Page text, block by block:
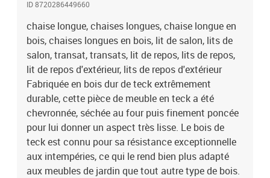
accoudoirs offrent un endroit pour reposer vos bras. De plus, le
coussin inclus est plus qu'un supplément pratique ; il a également
une fonction décorative. Remarque : afin de prolonger la durée de
vie des meubles d'extérieur, nous vous recommandons de les
protéger avec une housse imperméable.Couleur du coussin : vert
vifMatériau : bois dur de teck finement poncé avec finition à base
d’eau, acier galvaniséMatériau du coussin : tissu (100 %
polyester)Dimensions de la chaise longue : 195 x 59,5 cm (L x
l)Largeur du siège : 51,5 cmHauteur d'assise depuis le sol : 35
cmHauteur des accoudoirs à partir du sol : 52,5 cmHauteur du
dossier : 82,5 cmDimensions du coussin : 200 x 50 x 3 cm (L x l x
é)Dossier réglable en 4 positionsL'assemblage est requisLa
livraison contient :2 x chaise longue2 x coussin
ID 8720286449660
chaise longue, chaises longues, chaise longue en
bois, chaises longues en bois, lit de salon, lits de
salon, transat, transats, lit de repos, lits de repos,
lit de repos d'extérieur, lits de repos d'extérieur
Fabriquée en bois dur de teck extrêmement
durable, cette pièce de meuble en teck a été
chevronnée, séchée au four puis finement poncée
pour lui donner un aspect très lisse. Le bois de
teck est connu pour sa résistance exceptionnelle
aux intempéries, ce qui le rend bien plus adapté
aux meubles de jardin que tout autre type de bois.